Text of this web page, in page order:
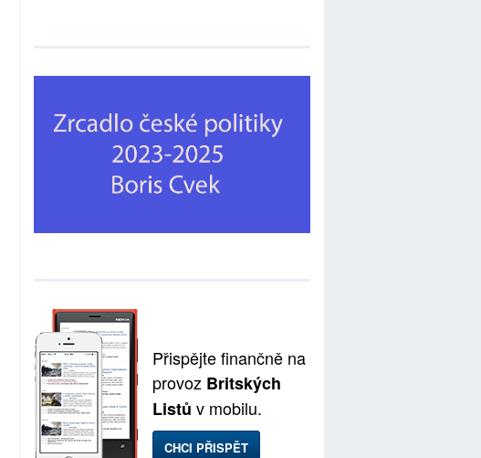
Přispějte finančně na
provoz Britských
Listů v mobilu.
CHCI PŘISPĚT